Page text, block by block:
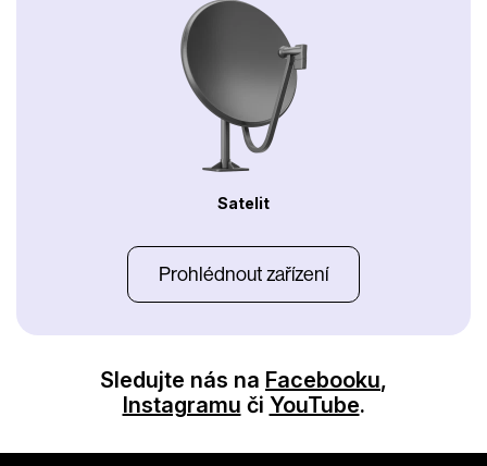
Satelit
Prohlédnout zařízení
Sledujte nás na Facebooku,
Instagramu či YouTube.